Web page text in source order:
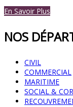
En Savoir Plus
NOS
CIVIL
COMMERCIAL
MARITIME
SOCIAL &